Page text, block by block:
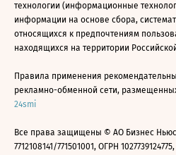
технологии (информационные
информации на основе сбора,
относящихся к предпочтениям
находящихся на территории
Правила применения
рекламно-обменной сети,
24smi
Все права защищены © АО Бизнес
7712108141/771501001, ОГРН